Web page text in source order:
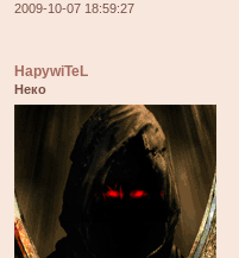
2009-10-07 18:59:27
HapywiTeL
Неко